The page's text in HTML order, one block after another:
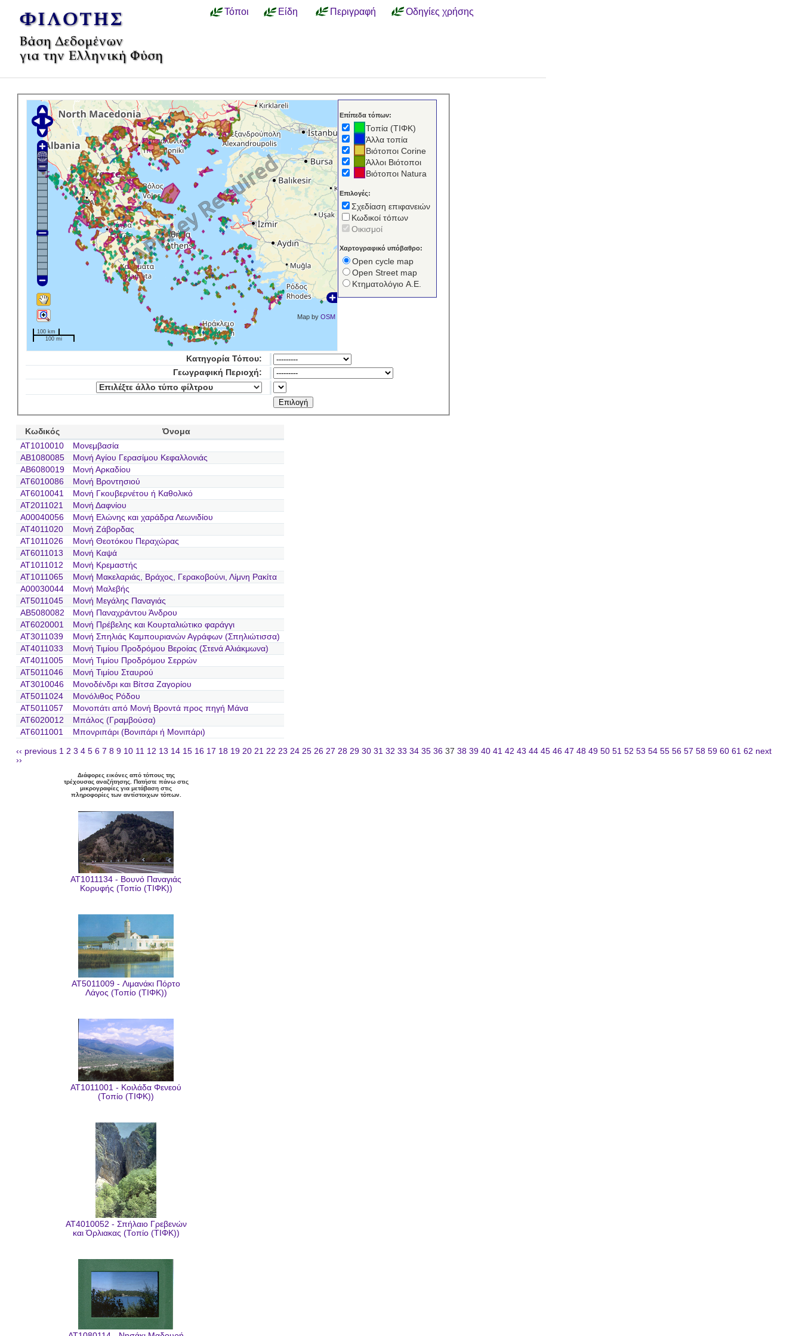
Τόποι Είδη Περιγραφή Οδηγίες χρήσης
Map byOSM
100 km
100 mi
Επίπεδα τόπων:
Τοπία (ΤΙΦΚ)
Άλλα τοπία
Βιότοποι Corine
Άλλοι Βιότοποι
Βιότοποι Natura
Επιλογές:
Σχεδίαση επιφανειών
Κωδικοί τόπων
Οικισμοί
Χαρτογραφικό υπόβαθρο:
Open cycle map
Open Street map
Κτηματολόγιο Α.Ε.
Κατηγορία Τόπου:
Γεωγραφική Περιοχή:
Κωδικός
Όνομα
AT1010010
Μονεμβασία
AB1080085
Μονή Αγίου Γερασίμου Κεφαλλονιάς
AB6080019
Μονή Αρκαδίου
AT6010086
Μονή Βροντησιού
AT6010041
Μονή Γκουβερνέτου ή Καθολικό
AT2011021
Μονή Δαφνίου
A00040056
Μονή Ελώνης και χαράδρα Λεωνιδίου
AT4011020
Μονή Ζάβορδας
AT1011026
Μονή Θεοτόκου Περαχώρας
AT6011013
Μονή Καψά
AT1011012
Μονή Κρεμαστής
AT1011065
Μονή Μακελαριάς, Βράχος, Γερακοβούνι, Λίμνη Ρακίτα
A00030044
Μονή Μαλεβής
AT5011045
Μονή Μεγάλης Παναγιάς
AB5080082
Μονή Παναχράντου Άνδρου
AT6020001
Μονή Πρέβελης και Κουρταλιώτικο φαράγγι
AT3011039
Μονή Σπηλιάς Καμπουριανών Αγράφων (Σπηλιώτισσα)
AT4011033
Μονή Τιμίου Προδρόμου Βεροίας (Στενά Αλιάκμωνα)
AT4011005
Μονή Τιμίου Προδρόμου Σερρών
AT5011046
Μονή Τιμίου Σταυρού
AT3010046
Μονοδένδρι και Βίτσα Ζαγορίου
AT5011024
Μονόλιθος Ρόδου
AT5011057
Μονοπάτι από Μονή Βροντά προς πηγή Μάνα
AT6020012
Μπάλος (Γραμβούσα)
AT6011001
Μπονριπάρι (Βονιπάρι ή Μονιπάρι)
‹‹ previous 1 2 3 4 5 6 7 8 9 10 11 12 13 14 15 16 17 18 19 20 21 22 23 24 25 26 27 28 29 30 31 32 33 34 35 36 37 38 39 40 41 42 43 44 45 46 47 48 49 50 51 52 53 54 55 56 57 58 59 60 61 62 next
››
Διάφορες εικόνες από τόπους της
τρέχουσας αναζήτησης. Πατήστε πάνω στις
μικρογραφίες για μετάβαση στις
πληροφορίες των αντίστοιχων τόπων.
AT1011134 - Βουνό Παναγιάς
Κορυφής (Τοπίο (ΤΙΦΚ))
AT5011009 - Λιμανάκι Πόρτο
Λάγος (Τοπίο (ΤΙΦΚ))
AT1011001 - Κοιλάδα Φενεού
(Τοπίο (ΤΙΦΚ))
AT4010052 - Σπήλαιο Γρεβενών
και Όρλιακας (Τοπίο (ΤΙΦΚ))